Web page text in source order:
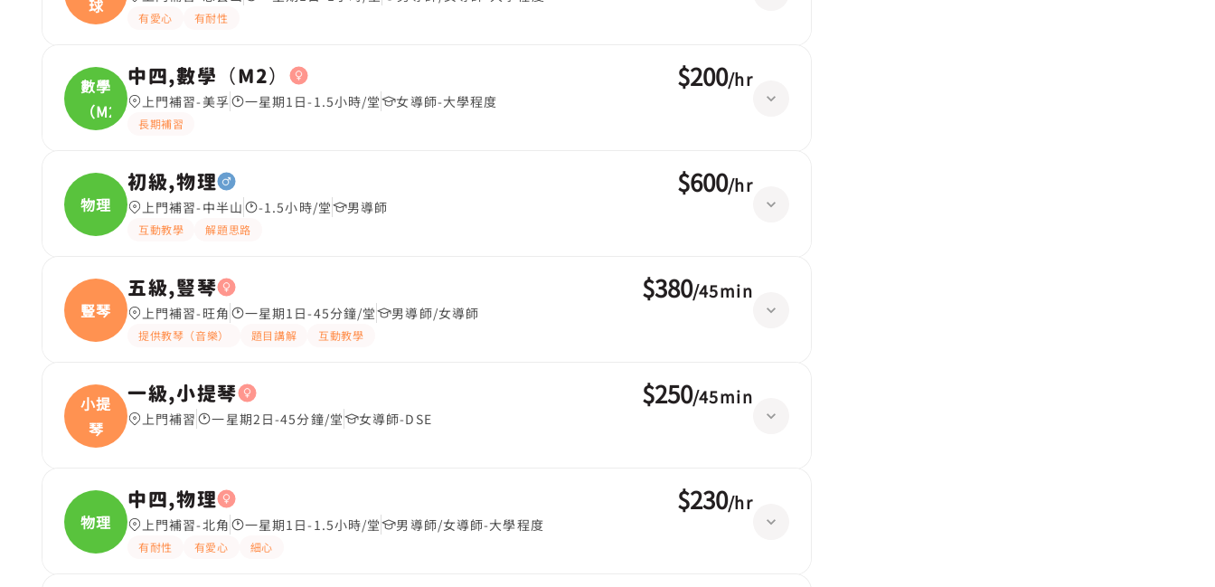
球
有愛心 有耐性
數學
（M2
中四,數學（M2）
上門補習-美孚 一星期1日-1.5小時/堂 女導師-大學程度
長期補習
$200/hr
物理
初級,物理
上門補習-中半山 -1.5小時/堂 男導師
互動教學 解題思路
$600/hr
豎琴
五級,豎琴
上門補習-旺角 一星期1日-45分鐘/堂 男導師/女導師
提供教琴（音樂） 題目講解 互動教學
$380/45min
小提
琴
一級,小提琴
上門補習 一星期2日-45分鐘/堂 女導師-DSE
$250/45min
物理
中四,物理
上門補習-北角 一星期1日-1.5小時/堂 男導師/女導師-大學程度
有耐性 有愛心 細心
$230/hr